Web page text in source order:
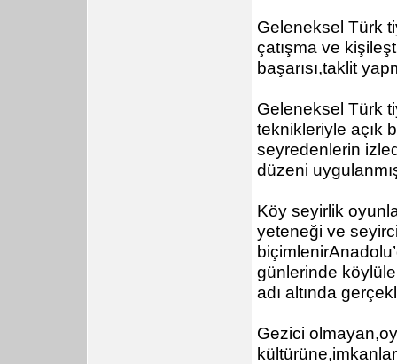
Geleneksel Türk
çatışma ve
başarısı,taklit
Geleneksel Türk
teknikleriyle açık
seyredenlerin
düzeni
Köy seyirlik
yeteneği ve
günlerinde
adı altında
Gezici